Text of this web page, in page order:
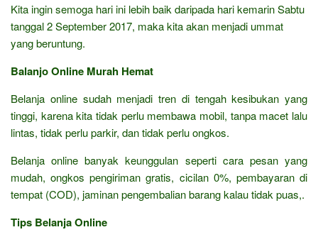
Kita ingin semoga hari ini lebih baik daripada hari kemarin Sabtu
tanggal 2 September 2017, maka kita akan menjadi ummat
yang beruntung.
Balanjo Online Murah Hemat
Belanja online sudah menjadi tren di tengah kesibukan yang
tinggi, karena kita tidak perlu membawa mobil, tanpa macet lalu
lintas, tidak perlu parkir, dan tidak perlu ongkos.
Belanja online banyak keunggulan seperti cara pesan yang
mudah, ongkos pengiriman gratis, cicilan 0%, pembayaran di
tempat (COD), jaminan pengembalian barang kalau tidak puas,.
Tips Belanja Online